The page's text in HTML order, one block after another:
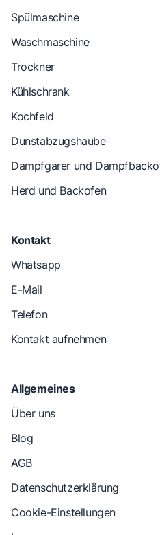
Spülmaschine
Waschmaschine
Trockner
Kühlschrank
Kochfeld
Dunstabzugshaube
Dampfgarer und
Herd und Backofen
Kontakt
Whatsapp
E-Mail
Telefon
Kontakt aufnehmen
Allgemeines
Über uns
Blog
AGB
Datenschutzerklärung
Cookie-Einstellungen